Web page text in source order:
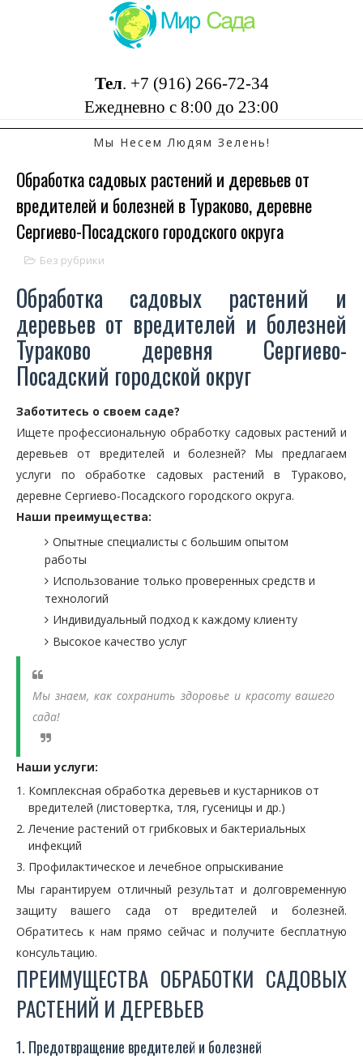
Тел. +7 (916) 266-72-34
Ежедневно с 8:00 до 23:00
Мы Несем Людям Зелень!
Обработка садовых растений и деревьев от
вредителей и болезней в Тураково, деревне
Сергиево-Посадского городского округа
Без рубрики
Обработка садовых растений и
деревьев от вредителей и болезней
Тураково деревня Сергиево-
Посадский городской округ
Заботитесь о своем саде?
Ищете профессиональную обработку садовых растений и
деревьев от вредителей и болезней? Мы предлагаем
услуги по обработке садовых растений в Тураково,
деревне Сергиево-Посадского городского округа.
Наши преимущества:
Опытные специалисты с большим опытом
работы
Использование только проверенных средств и
технологий
Индивидуальный подход к каждому клиенту
Высокое качество услуг
Мы знаем, как сохранить здоровье и красоту вашего
сада!
Наши услуги:
Комплексная обработка деревьев и кустарников от
вредителей (листовертка, тля, гусеницы и др.)
Лечение растений от грибковых и бактериальных
инфекций
Профилактическое и лечебное опрыскивание
Мы гарантируем отличный результат и долговременную
защиту вашего сада от вредителей и болезней.
Обратитесь к нам прямо сейчас и получите бесплатную
консультацию.
ПРЕИМУЩЕСТВА ОБРАБОТКИ САДОВЫХ
РАСТЕНИЙ И ДЕРЕВЬЕВ
1. Предотвращение вредителей и болезней